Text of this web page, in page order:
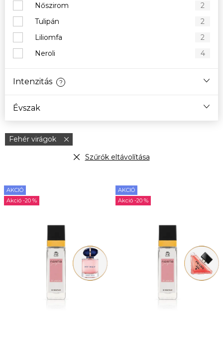
Nőszirom
2
Tulipán
2
Liliomfa
2
Neroli
4
Intenzitás ?
Évszak
Fehér virágok
Szűrők eltávolítása
e
AKCIÓ
-20 %
AKCIÓ
-20 %